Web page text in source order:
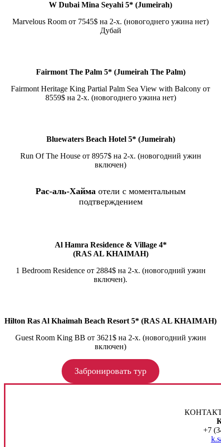
W Dubai Mina Seyahi 5* (Jumeirah)
Marvelous Room от 7545$ на 2-х. (новогоднего ужина нет)
Дубай
Fairmont The Palm 5* (Jumeirah The Palm)
Fairmont Heritage King Partial Palm Sea View with Balcony от
8559$ на 2-х. (новогоднего ужина нет)
Bluewaters Beach Hotel 5* (Jumeirah)
Run Of The House от 8957$ на 2-х. (новогодний ужин
включен)
Рас-аль-Хайма отели с моментальным
подтверждением
Al Hamra Residence & Village 4*
(RAS AL KHAIMAH)
1 Bedroom Residence от 2884$ на 2-х. (новогодний ужин
включен).
Hilton Ras Al Khaimah Beach Resort 5* (RAS AL KHAIMAH)
Guest Room King BB от 3621$ на 2-х. (новогодний ужин
включен)
Забронировать тур
+7